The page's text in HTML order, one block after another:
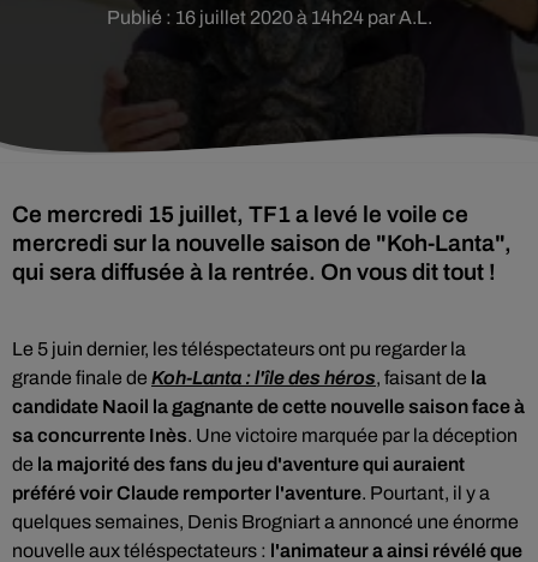
Publié : 16 juillet 2020 à 14h24 par A.L.
Ce mercredi 15 juillet, TF1 a levé le voile ce
mercredi sur la nouvelle saison de "Koh-Lanta",
qui sera diffusée à la rentrée. On vous dit tout !
Le 5 juin dernier, les téléspectateurs ont pu regarder la
grande finale de Koh-Lanta : l'île des héros, faisant de la
candidate Naoil la gagnante de cette nouvelle saison face à
sa concurrente Inès. Une victoire marquée par la déception
de la majorité des fans du jeu d'aventure qui auraient
préféré voir Claude remporter l'aventure. Pourtant, il y a
quelques semaines, Denis Brogniart a annoncé une énorme
nouvelle aux téléspectateurs : l'animateur a ainsi révélé que